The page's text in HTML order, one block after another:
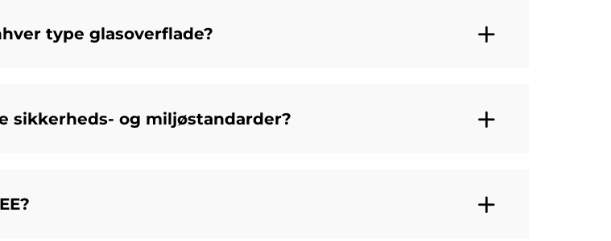
type glasoverflade?
sikkerheds- og miljøstandarder?